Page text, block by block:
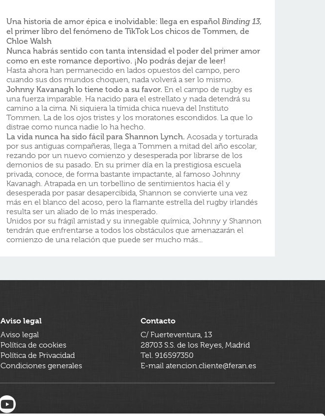
Una historia de amor épica e inolvidable: llega en español Binding 13,
el primer libro del fenómeno de TikTok Los chicos de Tommen, de
Chloe Walsh
Nunca habrás sentido con tanta intensidad el poder del primer amor
como en este romance deportivo. ¡No podrás dejar de leer!
Hasta ahora han permanecido en lados opuestos del campo, pero
cuando sus dos mundos choquen, nada volverá a ser lo mismo.
Johnny Kavanagh lo tiene todo a su favor. En el campo de rugby es
una fuerza imparable. Ha nacido para el estrellato y nada detendrá su
camino a la cima. Ni siquiera la tímida chica nueva del Instituto
Tommen. La de los ojos tristes y los moratones escondidos. La que lo
distrae como nunca nadie lo ha hecho.
La vida nunca ha sido fácil para Shannon Lynch. Acosada y torturada
por sus antiguas compañeras, llega a Tommen a mitad del año escolar,
rezando por un nuevo comienzo y desesperada por librarse de los
demonios de su pasado. En su primer día en la prestigiosa escuela
privada, conoce, de forma bastante impactante, al famoso Johnny
Kavanagh. Atrapada en un torbellino de sentimientos hacia él y
desesperada por pasar desapercibida, Shannon se convierte una vez
más en el blanco del acoso, pero la flamante estrella del rugby irlandés
resulta ser un aliado de lo más inesperado.
Unidos por su frágil amistad y su innegable química, Johnny y Shannon
tendrán que enfrentarse a todos los obstáculos que amenazarán el
comienzo de una relación que puede ser mucho más...
Aviso legal
Aviso legal
Política de cookies
Política de Privacidad
Condiciones generales
Contacto
C/ Fuerteventura, 13
28703 S.S. de los Reyes, Madrid
Tel. 916597350
E-mail atencion.cliente@feran.es